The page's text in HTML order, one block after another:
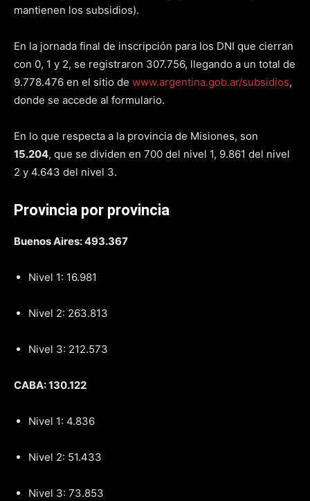
mantienen los subsidios).
En la jornada final de inscripción para los DNI que cierran
con 0, 1 y 2, se registraron 307.756, llegando a un total de
9.778.476 en el sitio de www.argentina.gob.ar/subsidios,
donde se accede al formulario.
En lo que respecta a la provincia de Misiones, son
15.204, que se dividen en 700 del nivel 1, 9.861 del nivel
2 y 4.643 del nivel 3.
Provincia por provincia
Buenos Aires: 493.367
Nivel 1: 16.981
Nivel 2: 263.813
Nivel 3: 212.573
CABA: 130.122
Nivel 1: 4.836
Nivel 2: 51.433
Nivel 3: 73.853